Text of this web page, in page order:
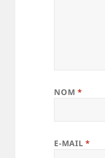
NOM *
E-MAIL *